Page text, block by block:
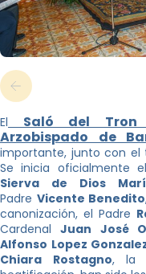
El
Saló del Tron
Arzobispado de
importante, junto con el
Se inicia oficialmente el
Sierva de Dios
Padre Vicente Benedito
canonización, el Padre
CardenalJuan José
Alfonso Lopez
Chiara Rostagno, la